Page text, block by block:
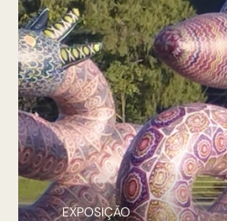
EXPOSIÇÃO